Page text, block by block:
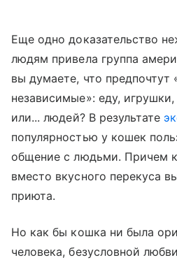
Еще одно доказательство
людям привела группа
вы думаете, что предпочтут
независимые»: еду,
или... людей? В результате
популярностью у кошек
общение с людьми. Причем
вместо вкусного перекуса
приюта.
Но как бы кошка ни была
человека, безусловной